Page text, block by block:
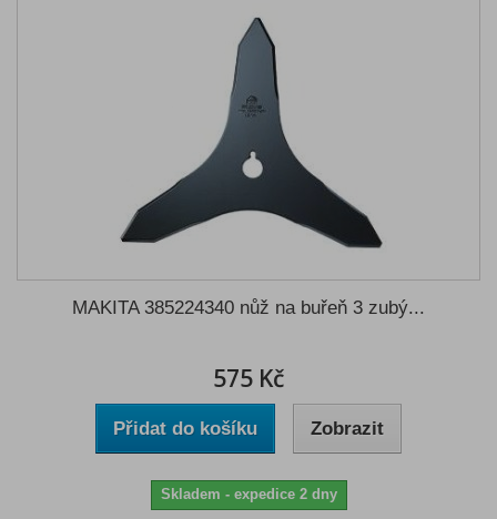
MAKITA 385224340 nůž na buřeň 3 zubý...
575 Kč
Přidat do košíku Zobrazit
Skladem - expedice 2 dny